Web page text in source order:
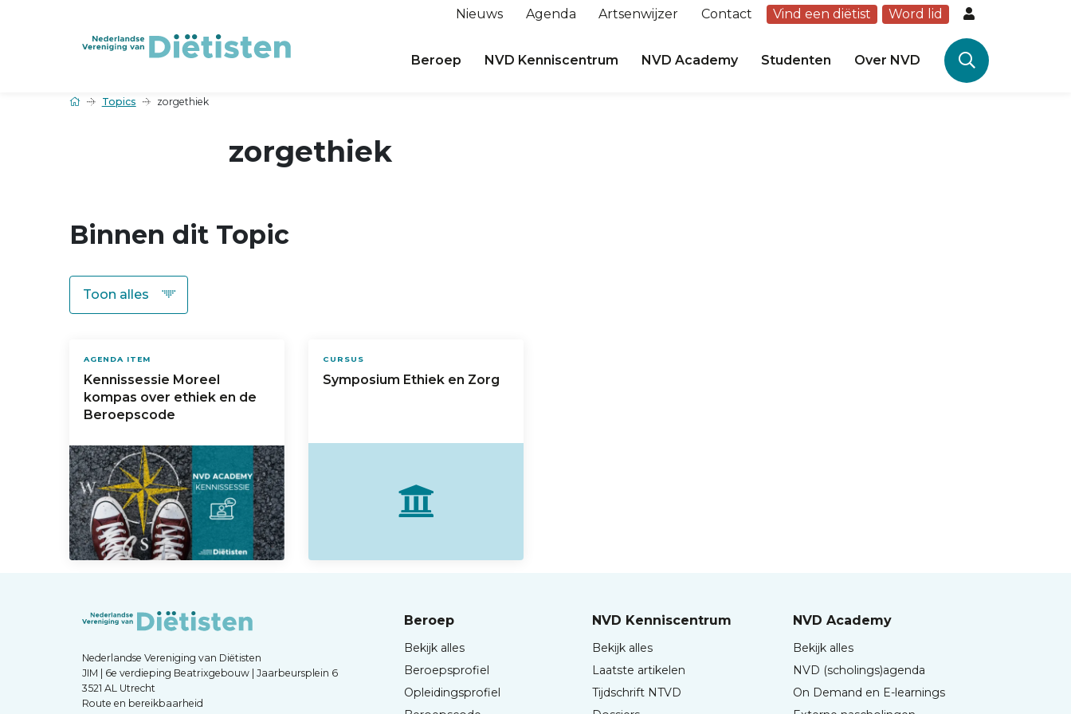
Nieuws Agenda Artsenwijzer Contact Vind een diëtist Word lid
Beroep NVD Kenniscentrum NVD Academy Studenten Over NVD
Topics zorgethiek
zorgethiek
Binnen dit Topic
AGENDA ITEM
Kennissessie Moreel
kompas over ethiek en de
Beroepscode
CURSUS
Symposium Ethiek en Zorg
Nederlandse Vereniging van Diëtisten
JIM | 6e verdieping Beatrixgebouw | Jaarbeursplein 6
3521 AL Utrecht
Route en bereikbaarheid
Beroep
Bekijk alles
Beroepsprofiel
Opleidingsprofiel
NVD Kenniscentrum
Bekijk alles
Laatste artikelen
Tijdschrift NTVD
NVD Academy
Bekijk alles
NVD (scholings)agenda
On Demand en E-learnings